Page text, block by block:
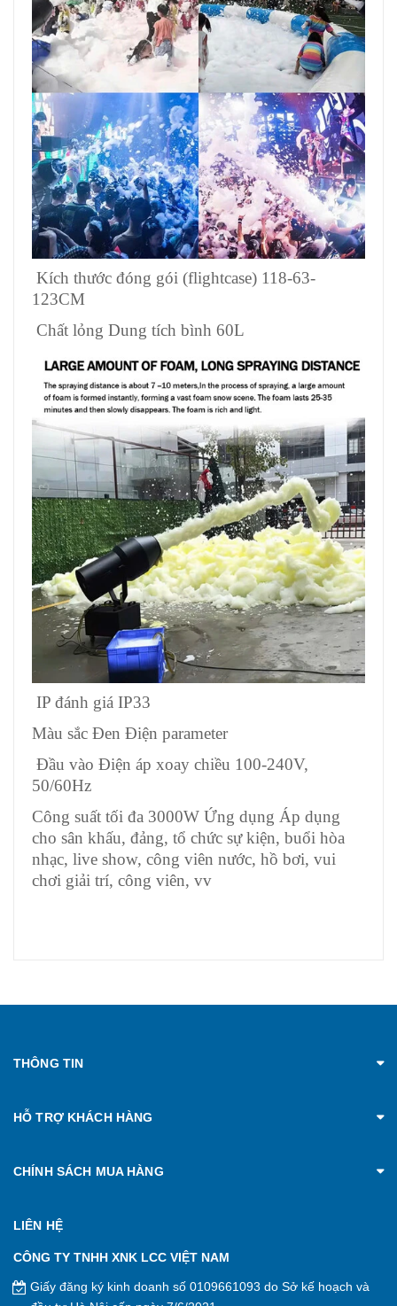
Kích thước đóng gói (flightcase) 118-63-
123CM
Chất lỏng Dung tích bình 60L
IP đánh giá IP33
Màu sắc Đen Điện parameter
Đầu vào Điện áp xoay chiều 100-240V,
50/60Hz
Công suất tối đa 3000W Ứng dụng Áp dụng
cho sân khấu, đảng, tổ chức sự kiện, buổi hòa
nhạc, live show, công viên nước, hồ bơi, vui
chơi giải trí, công viên, vv
THÔNG TIN
HỖ TRỢ KHÁCH HÀNG
CHÍNH SÁCH MUA HÀNG
LIÊN HỆ
CÔNG TY TNHH XNK LCC VIỆT NAM
Giấy đăng ký kinh doanh số 0109661093 do Sở kế hoạch và